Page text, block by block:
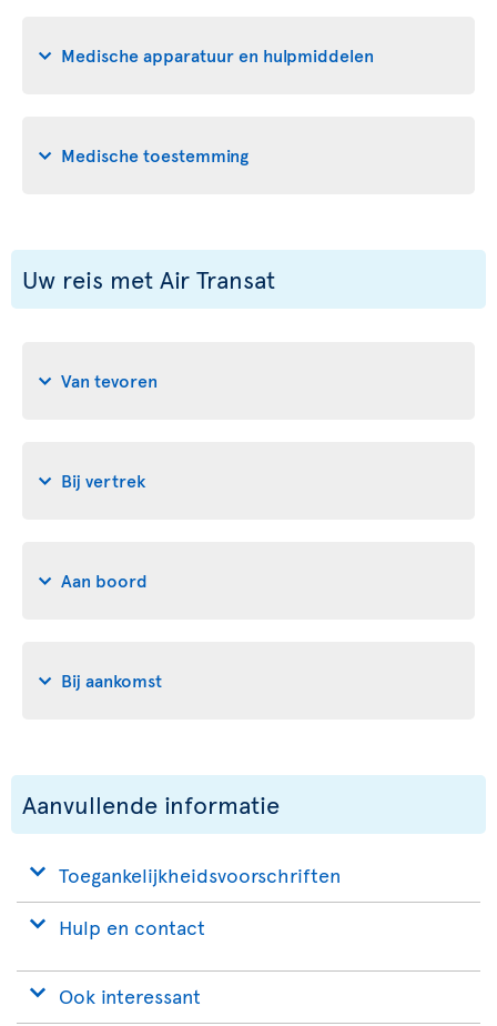
Medische apparatuur en hulpmiddelen
Medische toestemming
Uw reis met Air Transat
Van tevoren
Bij vertrek
Aan boord
Bij aankomst
Aanvullende informatie
Toegankelijkheidsvoorschriften
Hulp en contact
Ook interessant